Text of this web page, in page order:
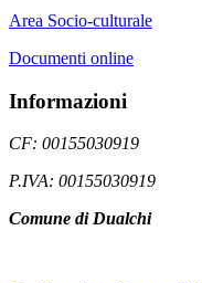
Area Socio-culturale
Documenti online
Informazioni
CF: 00155030919
P.IVA: 00155030919
Comune di Dualchi